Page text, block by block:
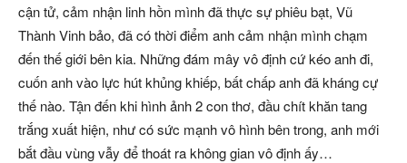
cận tử, cảm nhận linh hồn mình đã thực sự phiêu bạt, Vũ
Thành Vinh bảo, đã có thời điểm anh cảm nhận mình chạm
đến thế giới bên kia. Những đám mây vô định cứ kéo anh đi,
cuốn anh vào lực hút khủng khiếp, bất chấp anh đã kháng cự
thế nào. Tận đến khi hình ảnh 2 con thơ, đầu chít khăn tang
trắng xuất hiện, như có sức mạnh vô hình bên trong, anh mới
bắt đầu vùng vẫy để thoát ra không gian vô định ấy…